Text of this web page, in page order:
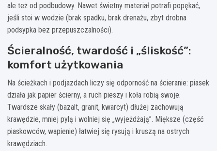
ale też od podbudowy. Nawet świetny materiał potrafi popękać,
jeśli stoi w wodzie (brak spadku, brak drenażu, zbyt drobna
podsypka bez przepuszczalności).
Ścieralność, twardość i „śliskość”:
komfort użytkowania
Na ścieżkach i podjazdach liczy się odporność na ścieranie: piasek
działa jak papier ścierny, a ruch pieszy i koła robią swoje.
Twardsze skały (bazalt, granit, kwarcyt) dłużej zachowują
krawędzie, mniej pylą i wolniej się „wyjeżdżają”. Miększe (część
piaskowców, wapienie) łatwiej się rysują i kruszą na ostrych
krawędziach.